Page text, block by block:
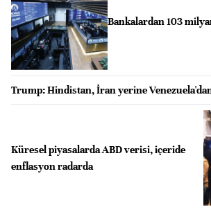
Bankalardan 103
Trump: Hindistan, İran yerine
Küresel piyasalarda ABD verisi, içeride
enflasyon radarda